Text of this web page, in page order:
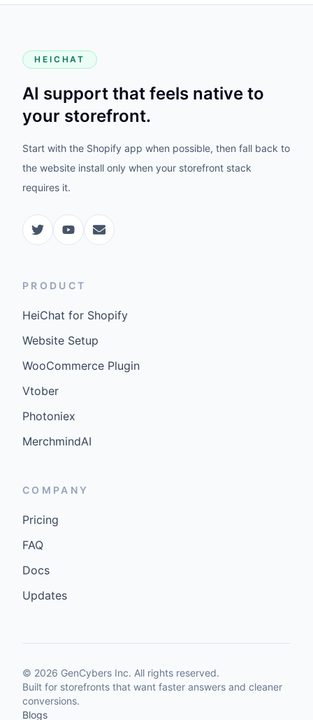
HEICHAT
AI support that feels native to
your storefront.
Start with the Shopify app when possible, then fall back to
the website install only when your storefront stack
requires it.
PRODUCT
HeiChat for Shopify
Website Setup
WooCommerce Plugin
Vtober
Photoniex
MerchmindAI
COMPANY
Pricing
FAQ
Docs
Updates
© 2026 GenCybers Inc. All rights reserved.
Built for storefronts that want faster answers and cleaner
conversions.
Blogs